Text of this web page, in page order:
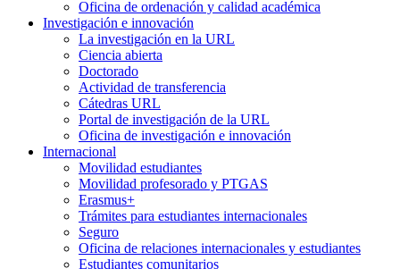
Oficina de ordenación y calidad académica
Investigación e innovación
La investigación en la URL
Ciencia abierta
Doctorado
Actividad de transferencia
Cátedras URL
Portal de investigación de la URL
Oficina de investigación e innovación
Internacional
Movilidad estudiantes
Movilidad profesorado y PTGAS
Erasmus+
Trámites para estudiantes internacionales
Seguro
Oficina de relaciones internacionales y estudiantes
Estudiantes comunitarios